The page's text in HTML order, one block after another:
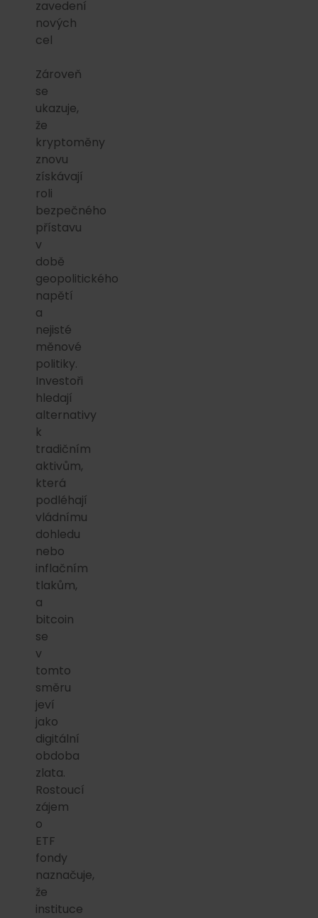
zavedení
nových
cel
Zároveň
se
ukazuje,
že
kryptoměny
znovu
získávají
roli
bezpečného
přístavu
v
době
geopolitického
napětí
a
nejisté
měnové
politiky.
Investoři
hledají
alternativy
k
tradičním
aktivům,
která
podléhají
vládnímu
dohledu
nebo
inflačním
tlakům,
a
bitcoin
se
v
tomto
směru
jeví
jako
digitální
obdoba
zlata.
Rostoucí
zájem
o
ETF
fondy
naznačuje,
že
instituce